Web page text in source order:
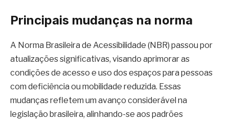
Principais mudanças na norma
A Norma Brasileira de Acessibilidade (NBR) passou por
atualizações significativas, visando aprimorar as
condições de acesso e uso dos espaços para pessoas
com deficiência ou mobilidade reduzida. Essas
mudanças refletem um avanço considerável na
legislação brasileira, alinhando-se aos padrões